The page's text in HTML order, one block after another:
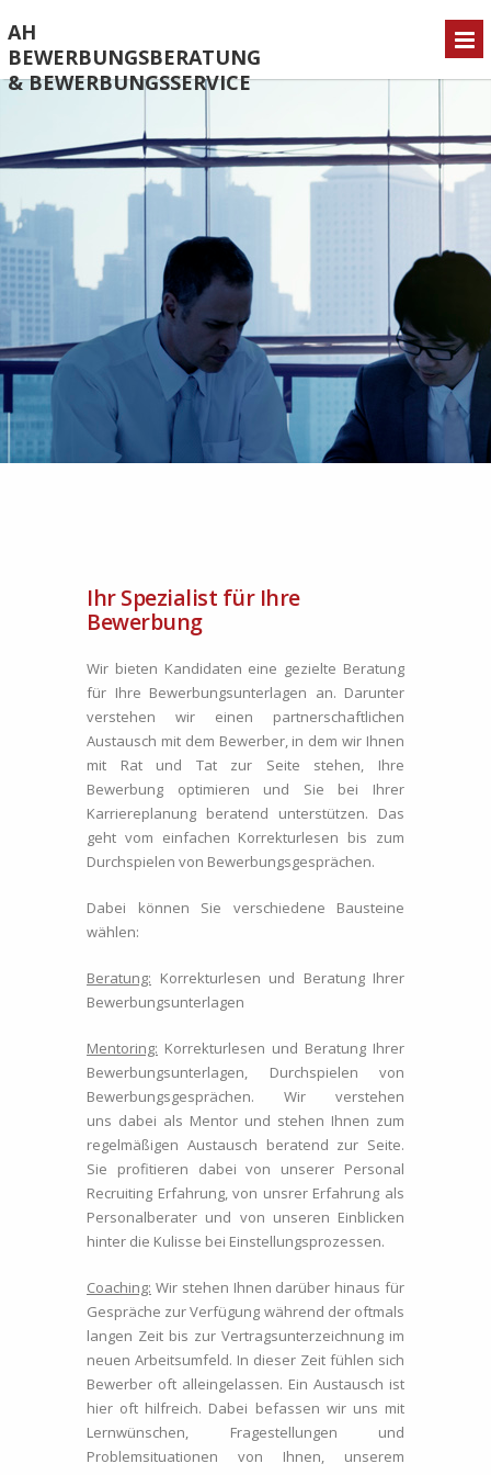
AH
BEWERBUNGSBERATUNG
& BEWERBUNGSSERVICE
Ihr Spezialist für Ihre
Bewerbung
Wir bieten Kandidaten eine gezielte Beratung
für Ihre Bewerbungsunterlagen an. Darunter
verstehen wir einen partnerschaftlichen
Austausch mit dem Bewerber, in dem wir Ihnen
mit Rat und Tat zur Seite stehen, Ihre
Bewerbung optimieren und Sie bei Ihrer
Karriereplanung beratend unterstützen. Das
geht vom einfachen Korrekturlesen bis zum
Durchspielen von Bewerbungsgesprächen.
Dabei können Sie verschiedene Bausteine
wählen:
Beratung: Korrekturlesen und Beratung Ihrer
Bewerbungsunterlagen
Mentoring: Korrekturlesen und Beratung Ihrer
Bewerbungsunterlagen, Durchspielen von
Bewerbungsgesprächen. Wir verstehen
uns dabei als Mentor und stehen Ihnen zum
regelmäßigen Austausch beratend zur Seite.
Sie profitieren dabei von unserer Personal
Recruiting Erfahrung, von unsrer Erfahrung als
Personalberater und von unseren Einblicken
hinter die Kulisse bei Einstellungsprozessen.
Coaching: Wir stehen Ihnen darüber hinaus für
Gespräche zur Verfügung während der oftmals
langen Zeit bis zur Vertragsunterzeichnung im
neuen Arbeitsumfeld. In dieser Zeit fühlen sich
Bewerber oft alleingelassen. Ein Austausch ist
hier oft hilfreich. Dabei befassen wir uns mit
Lernwünschen, Fragestellungen und
Problemsituationen von Ihnen, unserem